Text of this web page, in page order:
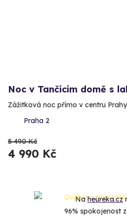
Noc v Tančícím domě s
Zážitková noc přímo v centru Prahy.
Praha 2
5 490 Kč
4 990 Kč
Naheureka.cz
96% spokojenost